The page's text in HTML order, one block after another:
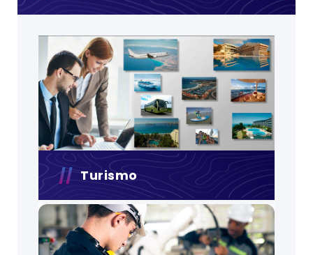
Turismo